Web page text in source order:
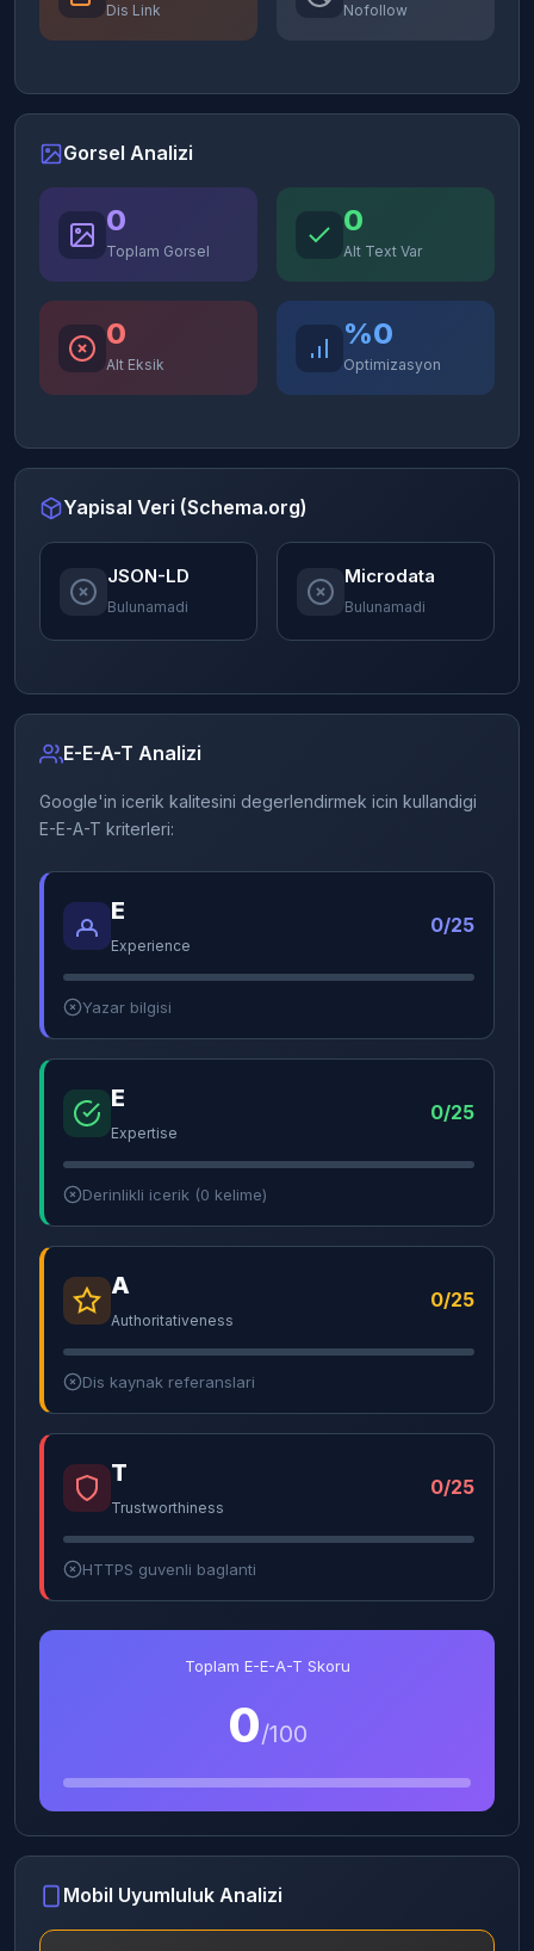
Dis Link Nofollow
Gorsel Analizi
0
Toplam Gorsel
0
Alt Text Var
0
Alt Eksik
%0
Optimizasyon
Yapisal Veri (Schema.org)
JSON-LD
Bulunamadi
Microdata
Bulunamadi
E-E-A-T Analizi
Google'in icerik kalitesini degerlendirmek icin kullandigi
E-E-A-T kriterleri:
E
Experience
0/25
Yazar bilgisi
E
Expertise
0/25
Derinlikli icerik (0 kelime)
A
Authoritativeness
0/25
Dis kaynak referanslari
T
Trustworthiness
0/25
HTTPS guvenli baglanti
Toplam E-E-A-T Skoru
0/100
Mobil Uyumluluk Analizi